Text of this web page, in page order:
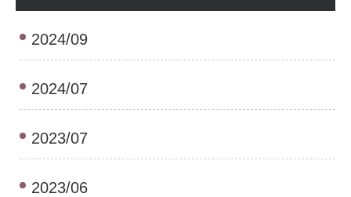
2024/09
2024/07
2023/07
2023/06